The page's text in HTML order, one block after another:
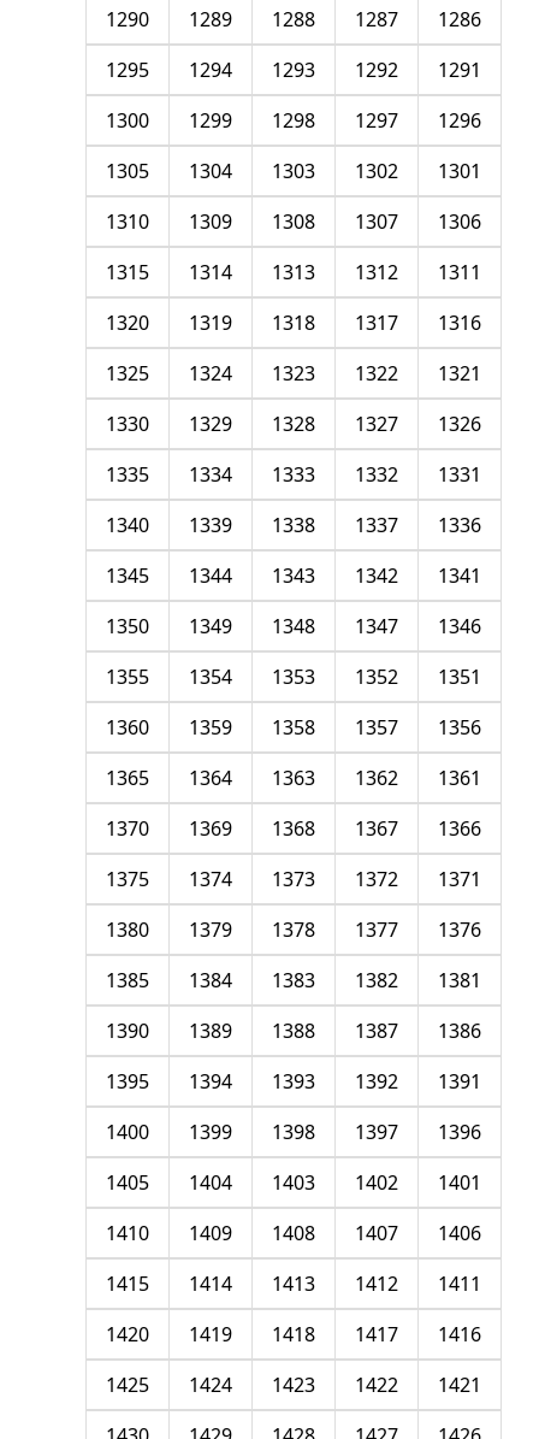
1286
1287
1288
1289
1290
1291
1292
1293
1294
1295
1296
1297
1298
1299
1300
1301
1302
1303
1304
1305
1306
1307
1308
1309
1310
1311
1312
1313
1314
1315
1316
1317
1318
1319
1320
1321
1322
1323
1324
1325
1326
1327
1328
1329
1330
1331
1332
1333
1334
1335
1336
1337
1338
1339
1340
1341
1342
1343
1344
1345
1346
1347
1348
1349
1350
1351
1352
1353
1354
1355
1356
1357
1358
1359
1360
1361
1362
1363
1364
1365
1366
1367
1368
1369
1370
1371
1372
1373
1374
1375
1376
1377
1378
1379
1380
1381
1382
1383
1384
1385
1386
1387
1388
1389
1390
1391
1392
1393
1394
1395
1396
1397
1398
1399
1400
1401
1402
1403
1404
1405
1406
1407
1408
1409
1410
1411
1412
1413
1414
1415
1416
1417
1418
1419
1420
1421
1422
1423
1424
1425